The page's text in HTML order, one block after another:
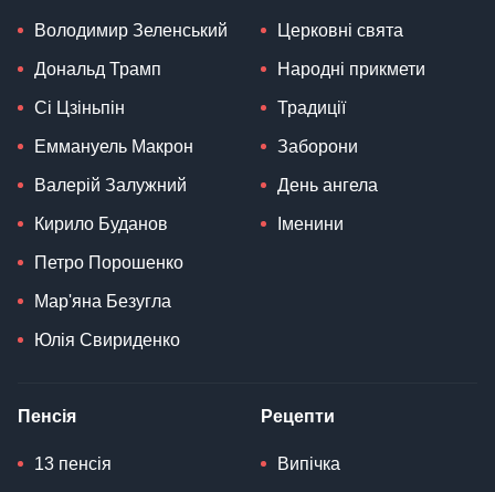
Володимир Зеленський
Дональд Трамп
Сі Цзіньпін
Еммануель Макрон
Валерій Залужний
Кирило Буданов
Петро Порошенко
Мар'яна Безугла
Юлія Свириденко
Церковні свята
Народні прикмети
Традиції
Заборони
День ангела
Іменини
Пенсія
13 пенсія
Рецепти
Випічка